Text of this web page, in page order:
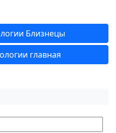
Близнецы
главная